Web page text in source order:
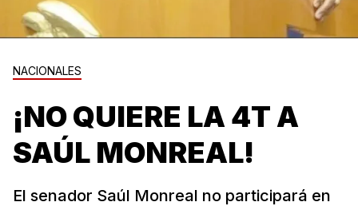
NACIONALES
¡NO QUIERE LA 4T A
SAÚL MONREAL!
El senador Saúl Monreal no participará en